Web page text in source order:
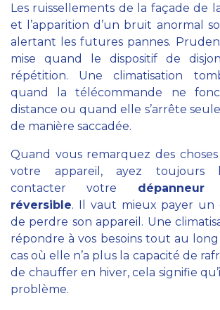
Les ruissellements de la façade de
et l’apparition d’un bruit anormal
alertant les futures pannes.
mise quand le dispositif de
répétition. Une climatisation
quand la télécommande ne
distance ou quand elle s’arrête
de manière saccadée.
Quand vous remarquez des
votre appareil, ayez toujours
contacter votre dépanneur
réversible. Il vaut mieux payer un
de perdre son appareil. Une
répondre à vos besoins tout au long
cas où elle n’a plus la capacité de
de chauffer en hiver, cela signifie
problème.